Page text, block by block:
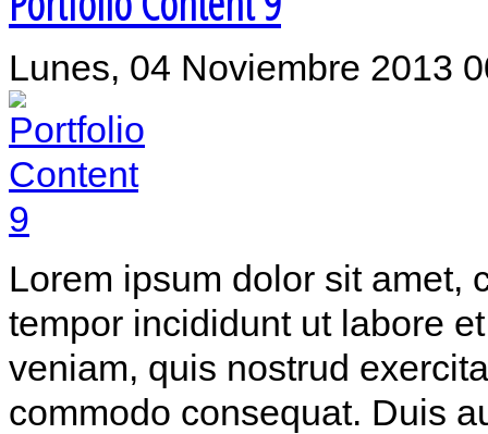
Lunes, 04 Noviembre 2013
Lorem ipsum dolor sit amet,
tempor incididunt ut labore
veniam, quis nostrud
commodo consequat. Duis